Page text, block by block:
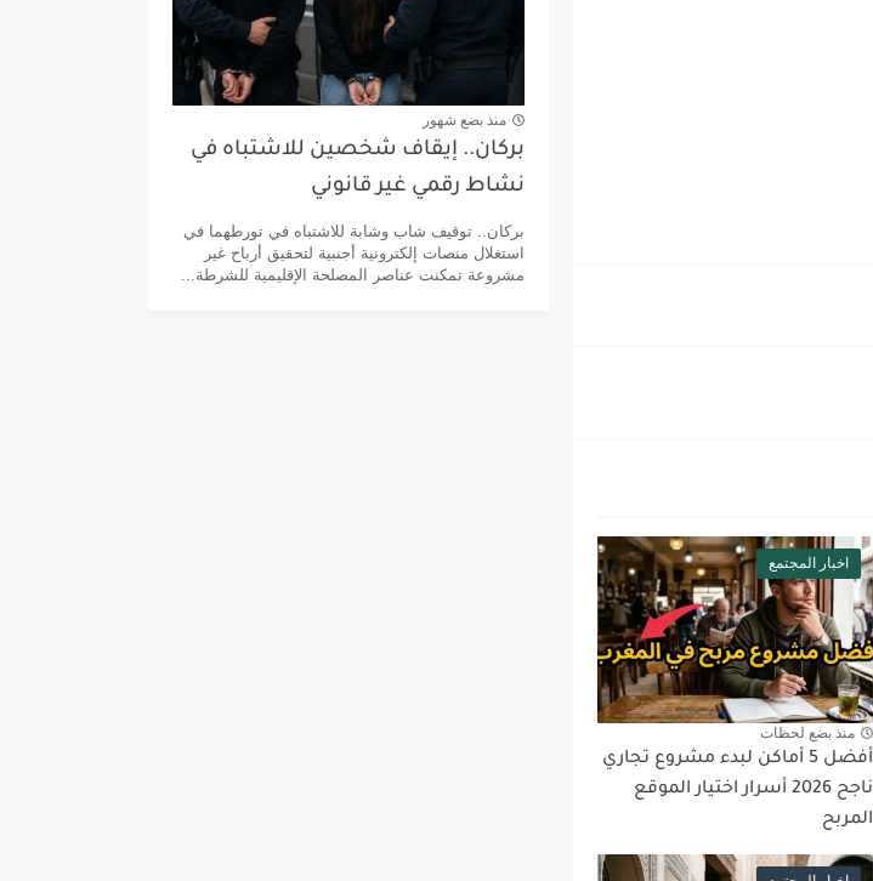
اخبار المجتمع
منذ بضع لحظات
أفضل 5 أماكن لبدء مشروع تجاري
ناجح 2026 أسرار اختيار الموقع
المربح
منذ بضع شهور
بركان.. إيقاف شخصين للاشتباه في
نشاط رقمي غير قانوني
بركان.. توقيف شاب وشابة للاشتباه في تورطهما في
استغلال منصات إلكترونية أجنبية لتحقيق أرباح غير
مشروعة تمكنت عناصر المصلحة الإقليمية للشرطة...